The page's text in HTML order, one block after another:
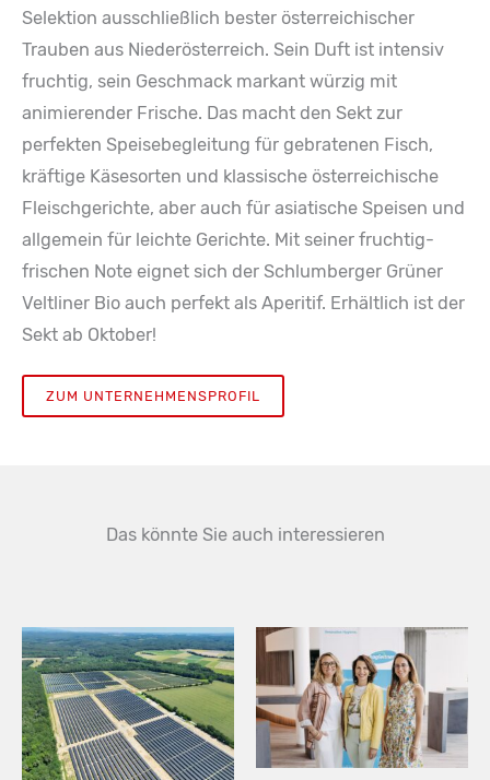
Selektion ausschließlich bester österreichischer
Trauben aus Niederösterreich. Sein Duft ist intensiv
fruchtig, sein Geschmack markant würzig mit
animierender Frische. Das macht den Sekt zur
perfekten Speisebegleitung für gebratenen Fisch,
kräftige Käsesorten und klassische österreichische
Fleischgerichte, aber auch für asiatische Speisen und
allgemein für leichte Gerichte. Mit seiner fruchtig-
frischen Note eignet sich der Schlumberger Grüner
Veltliner Bio auch perfekt als Aperitif. Erhältlich ist der
Sekt ab Oktober!
ZUM UNTERNEHMENSPROFIL
Das könnte Sie auch interessieren